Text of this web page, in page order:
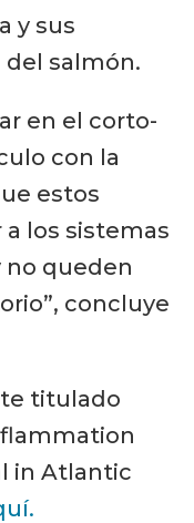
y sus
salmón.
en el corto-
con la
estos
los sistemas
no queden
concluye
titulado
in Atlantic